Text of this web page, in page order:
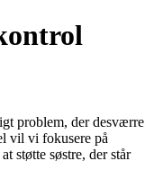
problem, der desværre
vil vi fokusere på
støtte søstre, der står